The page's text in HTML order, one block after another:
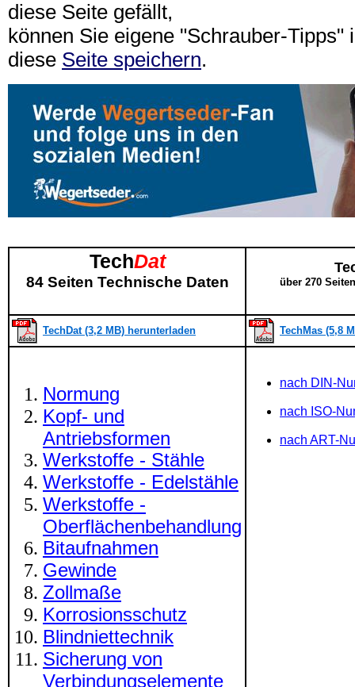
diese Seite gefällt,
können Sie eigene "Schrauber-Tipps"
diese Seite speichern.
TechDat
84 Seiten Technische Daten über 270
TechDat (3,2 MB) herunterladen TechMas (5,8
Normung
Kopf- und
Antriebsformen
Werkstoffe - Stähle
Werkstoffe - Edelstähle
Werkstoffe -
Oberflächenbehandlung
Bitaufnahmen
Gewinde
Zollmaße
Korrosionsschutz
Blindniettechnik
Sicherung von
Verbindungselemente
nach DIN-
nach ISO-
nach ART-